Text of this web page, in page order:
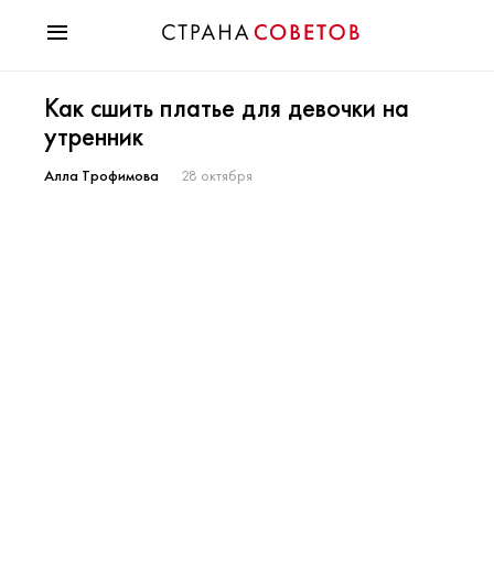
Мода
Звезды
Гороскопы
Как сшить платье для девочки на
утренник
Алла Трофимова 28 октября